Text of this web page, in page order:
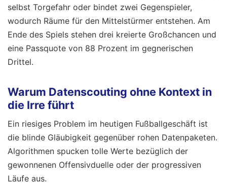
selbst Torgefahr oder bindet zwei Gegenspieler,
wodurch Räume für den Mittelstürmer entstehen. Am
Ende des Spiels stehen drei kreierte Großchancen und
eine Passquote von 88 Prozent im gegnerischen
Drittel.
Warum Datenscouting ohne Kontext in
die Irre führt
Ein riesiges Problem im heutigen Fußballgeschäft ist
die blinde Gläubigkeit gegenüber rohen Datenpaketen.
Algorithmen spucken tolle Werte bezüglich der
gewonnenen Offensivduelle oder der progressiven
Läufe aus.